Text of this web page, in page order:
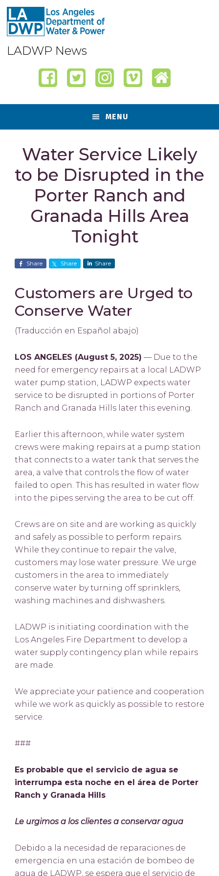
Skip
primary
navigation
Skip
content
Skip
primary
sidebar
Skip
footer
LADWP News
MENU
Water Service Likely
to be Disrupted in the
Porter Ranch and
Granada Hills Area
Tonight
Share Share Share
Customers are Urged to
Conserve Water
(Traducción en Español abajo)
LOS ANGELES (August 5, 2025) — Due to the
need for emergency repairs at a local LADWP
water pump station, LADWP expects water
service to be disrupted in portions of Porter
Ranch and Granada Hills later this evening.
Earlier this afternoon, while water system
crews were making repairs at a pump station
that connects to a water tank that serves the
area, a valve that controls the flow of water
failed to open. This has resulted in water flow
into the pipes serving the area to be cut off.
Crews are on site and are working as quickly
and safely as possible to perform repairs.
While they continue to repair the valve,
customers may lose water pressure. We urge
customers in the area to immediately
conserve water by turning off sprinklers,
washing machines and dishwashers.
LADWP is initiating coordination with the
Los Angeles Fire Department to develop a
water supply contingency plan while repairs
are made.
We appreciate your patience and cooperation
while we work as quickly as possible to restore
service.
###
Es probable que el servicio de agua se
interrumpa esta noche en el área de Porter
Ranch y Granada Hills
Le urgimos a los clientes a conservar agua
Debido a la necesidad de reparaciones de
emergencia en una estación de bombeo de
agua de LADWP, se espera que el servicio de